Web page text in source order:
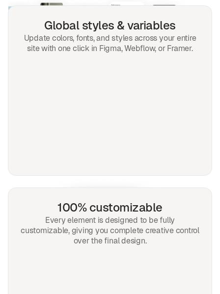
Global styles & variables
Update colors, fonts, and styles across your entire
site with one click in Figma, Webflow, or Framer.
100% customizable
Every element is designed to be fully
customizable, giving you complete creative control
over the final design.